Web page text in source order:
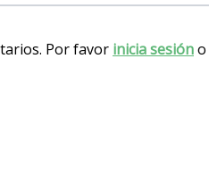
Por favor inicia sesióno